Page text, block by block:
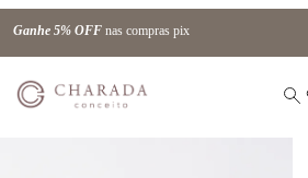
Ganhe 5% OFFnas compras pix